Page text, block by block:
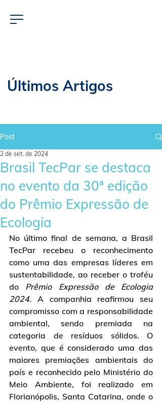
Últimos Artigos
Post
Brasil TecPar se destaca
no evento da 30ª edição
do Prêmio Expressão de
Ecologia
2 de set. de 2024
No último final de semana, a Brasil
TecPar recebeu o reconhecimento
como uma das empresas líderes em
sustentabilidade, ao receber o troféu
do Prêmio Expressão de Ecologia
2024. A companhia reafirmou seu
compromisso com a responsabilidade
ambiental, sendo premiada na
categoria de resíduos sólidos. O
evento, que é considerado uma das
maiores premiações ambientais do
país e reconhecido pelo Ministério do
Meio Ambiente, foi realizado em
Florianópolis, Santa Catarina, onde o